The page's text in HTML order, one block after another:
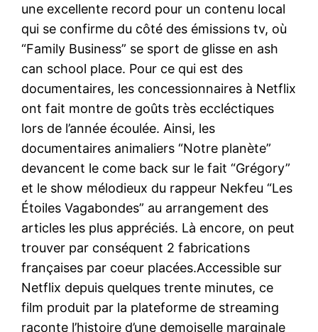
une excellente record pour un contenu local
qui se confirme du côté des émissions tv, où
“Family Business” se sport de glisse en ash
can school place. Pour ce qui est des
documentaires, les concessionnaires à Netflix
ont fait montre de goûts très eccléctiques
lors de l’année écoulée. Ainsi, les
documentaires animaliers “Notre planète”
devancent le come back sur le fait “Grégory”
et le show mélodieux du rappeur Nekfeu “Les
Étoiles Vagabondes” au arrangement des
articles les plus appréciés. Là encore, on peut
trouver par conséquent 2 fabrications
françaises par coeur placées.Accessible sur
Netflix depuis quelques trente minutes, ce
film produit par la plateforme de streaming
raconte l’histoire d’une demoiselle marginale